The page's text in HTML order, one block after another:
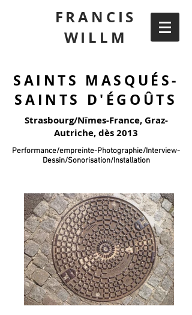
FRANCIS
WILLM
SAINTS MASQUÉS-
SAINTS D'ÉGOÛTS
Performance/empreinte-Photographie/Interview-
Dessin/Sonorisation/Installation
Strasbourg/Nïmes-France, Graz-
Autriche, dès 2013